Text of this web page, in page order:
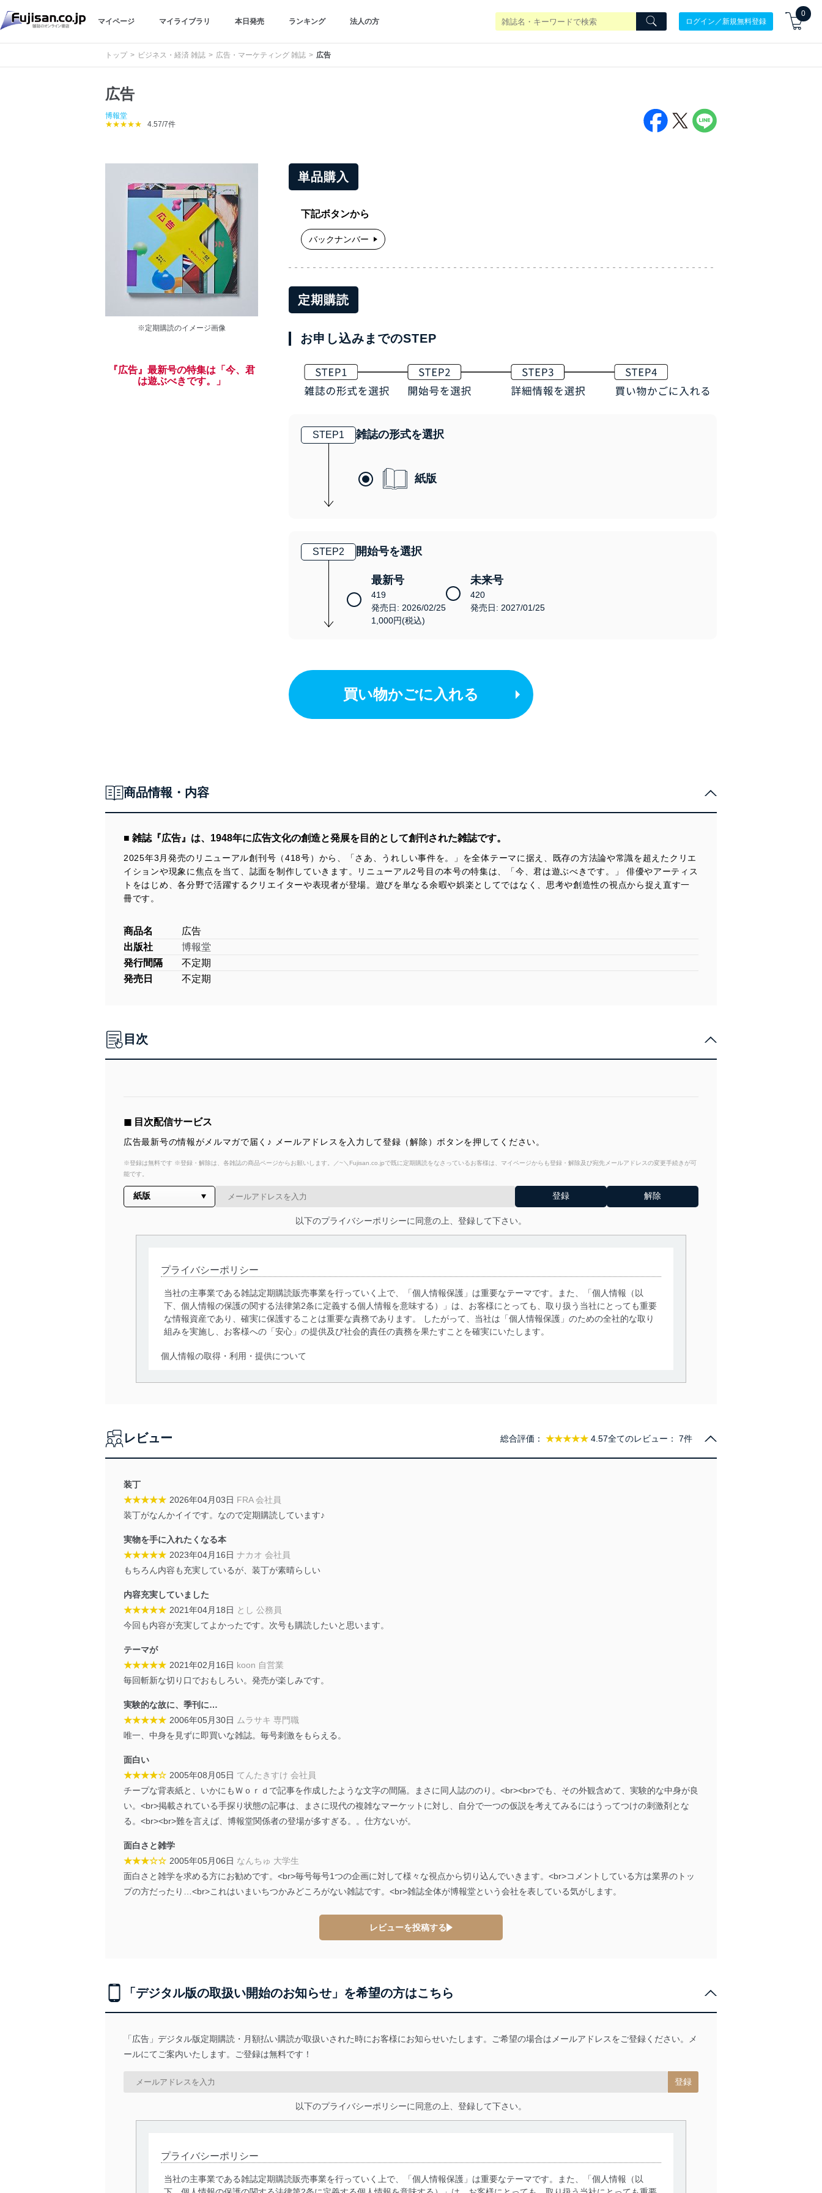
マイページ マイライブラリ 本日発売 ランキング 法人の方 ログイン／新規無料登録
0
トップ ビジネス・経済 雑誌 広告・マーケティング 雑誌 広告
広告
博報堂
★★★★★
4.57/7件
※定期購読のイメージ画像
『広告』最新号の特集は「今、君
は遊ぶべきです。」
単品購入
下記ボタンから
バックナンバー
定期購読
お申し込みまでのSTEP
STEP1 雑誌の形式を選択
紙版
STEP2 開始号を選択
最新号
419
発売日: 2026/02/25
1,000円(税込)
未来号
420
発売日: 2027/01/25
買い物かごに入れる
商品情報・内容
■ 雑誌『広告』は、1948年に広告文化の創造と発展を目的として創刊された雑誌です。
2025年3月発売のリニューアル創刊号（418号）から、「さあ、うれしい事件を。」を全体テーマに据え、既存の方法論や常識を超えたクリエ
イションや現象に焦点を当て、誌面を制作していきます。リニューアル2号目の本号の特集は、「今、君は遊ぶべきです。」 俳優やアーティス
トをはじめ、各分野で活躍するクリエイターや表現者が登場。遊びを単なる余暇や娯楽としてではなく、思考や創造性の視点から捉え直す一
冊です。
商品名
広告
出版社
博報堂
発行間隔
不定期
発売日
不定期
目次
◼︎ 目次配信サービス
広告最新号の情報がメルマガで届く♪ メールアドレスを入力して登録（解除）ボタンを押してください。
※登録は無料です ※登録・解除は、各雑誌の商品ページからお願いします。／~＼Fujisan.co.jpで既に定期購読をなさっているお客様は、マイページからも登録・解除及び宛先メールアドレスの変更手続きが可
能です。
以下のプライバシーポリシーに同意の上、登録して下さい。
プライバシーポリシー
当社の主事業である雑誌定期購読販売事業を行っていく上で、「個人情報保護」は重要なテーマです。また、「個人情報（以
下、個人情報の保護の関する法律第2条に定義する個人情報を意味する）」は、お客様にとっても、取り扱う当社にとっても重要
な情報資産であり、確実に保護することは重要な責務であります。 したがって、当社は「個人情報保護」のための全社的な取り
組みを実施し、お客様への「安心」の提供及び社会的責任の責務を果たすことを確実にいたします。
個人情報の取得・利用・提供について
当社は、個人情報の取得・利用・提供に際して、その利用目的を明確にし、本人の同意を得たうえで利用目的の達成に必要な範
個人情報の安全管理措置
漏えい、滅失またはき損の防止及び是正に努めます。
アクセス制御
個人データを取り扱うことのできる機器及び当該機器を取り扱う従業者を明確化し、 個人データへの不要なアクセスを防止
アクセス者の識別と認証
機器に標準装備されているユーザー制御機能（ユーザーアカウント制御）により、個人情報データベース等を取り扱う情報
外部からの不正アクセス等の防止
個人データを取り扱う機器等のオペレーティングシステムを最新の状態に保持しています。
個人データを取り扱う機器等にセキュリティ対策ソフトウェア等を導入し、自動更新 機能等の活用により、これを最新状態
としています。
情報システムの使用に伴う漏洩等の防止
メール等により個人データの含まれるファイルを送信する場合に、当該ファイルへのパスワードを設定しています。
当社は、内部監査及びマネジメントレビューの機会を通じて、個人情報保護マネジメントシステムを継続的に改善し、常に最良
の状態を維持します。
苦情及び相談受付け窓口
貴殿の個人情報及び当社の個人情報保護マネジメントシステムに関するご相談及び苦情については以下までご連絡ください。
適切、かつ迅速に対応させていただきます。
株式会社富士山マガジンサービス 個人情報問い合わせ係
当社は以下の個人情報保護管理者を設置し、個人情報保護管理者の責任のもと、個人情報を取得・アクセス・利用・提供・管理
代表取締役会長 西野 伸一郎
２．利用目的
当社が取り扱う開示対象個人情報の利用目的は次のとおりです。
レビュー 総合評価： ★★★★★ 4.57全てのレビュー： 7件
装丁
★★★★★ 2026年04月03日 FRA 会社員
装丁がなんかイイです。なので定期購読しています♪
実物を手に入れたくなる本
★★★★★ 2023年04月16日 ナカオ 会社員
もちろん内容も充実しているが、装丁が素晴らしい
内容充実していました
★★★★★ 2021年04月18日 とし 公務員
今回も内容が充実してよかったです。次号も購読したいと思います。
テーマが
★★★★★ 2021年02月16日 koon 自営業
毎回斬新な切り口でおもしろい。発売が楽しみです。
実験的な故に、季刊に…
★★★★★ 2006年05月30日 ムラサキ 専門職
唯一、中身を見ずに即買いな雑誌。毎号刺激をもらえる。
面白い
★★★★☆ 2005年08月05日 てんたきすけ 会社員
チープな背表紙と、いかにもＷｏｒｄで記事を作成したような文字の間隔。まさに同人誌ののり。<br><br>でも、その外観含めて、実験的な中身が良
い。<br>掲載されている手探り状態の記事は、まさに現代の複雑なマーケットに対し、自分で一つの仮説を考えてみるにはうってつけの刺激剤とな
る。<br><br>難を言えば、博報堂関係者の登場が多すぎる。。仕方ないが。
面白さと雑学
★★★☆☆ 2005年05月06日 なんちゅ 大学生
面白さと雑学を求める方にお勧めです。<br>毎号毎号1つの企画に対して様々な視点から切り込んでいきます。<br>コメントしている方は業界のトッ
プの方だったり…<br>これはいまいちつかみどころがない雑誌です。<br>雑誌全体が博報堂という会社を表している気がします。
レビューを投稿する
「デジタル版の取扱い開始のお知らせ」を希望の方はこちら
「広告」デジタル版定期購読・月額払い購読が取扱いされた時にお客様にお知らせいたします。ご希望の場合はメールアドレスをご登録ください。メ
ールにてご案内いたします。ご登録は無料です！
以下のプライバシーポリシーに同意の上、登録して下さい。
プライバシーポリシー
当社の主事業である雑誌定期購読販売事業を行っていく上で、「個人情報保護」は重要なテーマです。また、「個人情報（以